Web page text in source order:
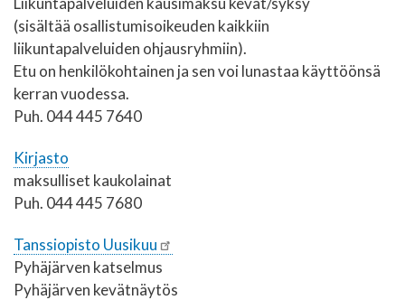
(sisältää osallistumisoikeuden kaikkiin
liikuntapalveluiden ohjausryhmiin).
Etu on henkilökohtainen ja sen voi lunastaa käyttöönsä
kerran vuodessa.
Puh. 044 445 7640
Kirjasto
maksulliset kaukolainat
Puh. 044 445 7680
Tanssiopisto Uusikuu
Pyhäjärven katselmus
Pyhäjärven kevätnäytös